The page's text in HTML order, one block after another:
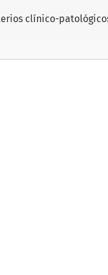
del artículo
clínico-